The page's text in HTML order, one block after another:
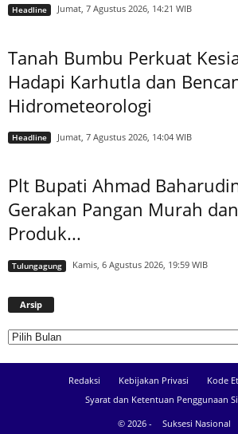
Headline Jumat, 7 Agustus 2026, 14:21 WIB
Tanah Bumbu Perkuat
Hadapi Karhutla dan
Hidrometeorologi
Headline Jumat, 7 Agustus 2026, 14:04 WIB
Plt Bupati Ahmad
Gerakan Pangan Murah
Produk...
Tulungagung Kamis, 6 Agustus 2026, 19:59 WIB
Arsip
Redaksi Kebijakan Privasi
Kode
Syarat dan Ketentuan Penggunaan
© 2026 -
Suksesi Nasional